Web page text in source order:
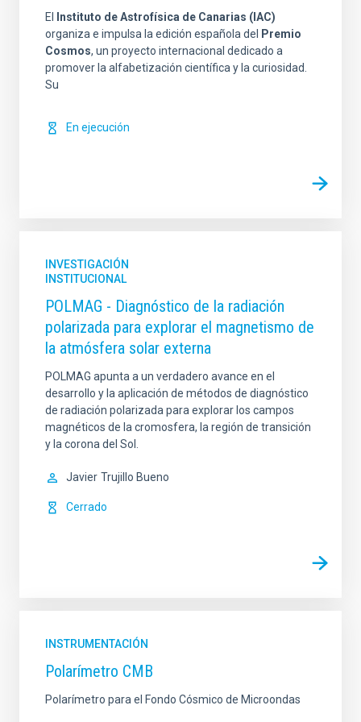
El
Instituto de Astrofísica de Canarias (IAC)
organiza e impulsa la edición española del
Premio
Cosmos, un proyecto internacional dedicado a
promover la alfabetización científica y la curiosidad.
Su
En ejecución
INVESTIGACIÓN
INSTITUCIONAL
POLMAG - Diagnóstico de la radiación
polarizada para explorar el magnetismo de
la atmósfera solar externa
POLMAG apunta a un verdadero avance en el
desarrollo y la aplicación de métodos de diagnóstico
de radiación polarizada para explorar los campos
magnéticos de la cromosfera, la región de transición
y la corona del Sol.
Javier Trujillo Bueno
Cerrado
INSTRUMENTACIÓN
Polarímetro CMB
Polarímetro para el Fondo Cósmico de Microondas